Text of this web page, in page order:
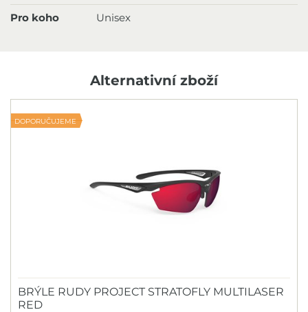
Pro koho Unisex
Alternativní zboží
DOPORUČUJEME
BRÝLE RUDY PROJECT STRATOFLY MULTILASER
RED